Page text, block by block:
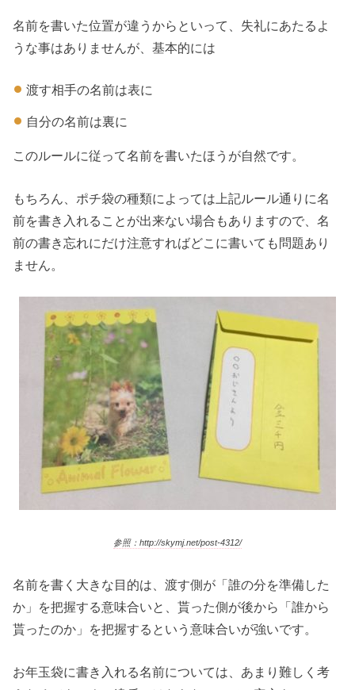
名前を書いた位置が違うからといって、失礼にあたるよ
うな事はありませんが、基本的には
渡す相手の名前は表に
自分の名前は裏に
このルールに従って名前を書いたほうが自然です。
もちろん、ポチ袋の種類によっては上記ルール通りに名
前を書き入れることが出来ない場合もありますので、名
前の書き忘れにだけ注意すればどこに書いても問題あり
ません。
参照：http://skymj.net/post-4312/
名前を書く大きな目的は、渡す側が「誰の分を準備した
か」を把握する意味合いと、貰った側が後から「誰から
貰ったのか」を把握するという意味合いが強いです。
お年玉袋に書き入れる名前については、あまり難しく考